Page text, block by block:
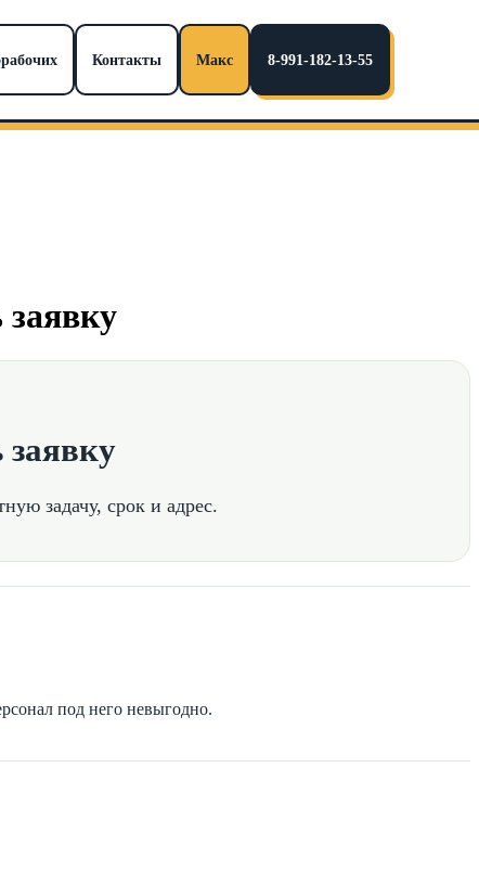
Контакты Макс 8-991-182-13-55
задачу, срок и адрес.
под него невыгодно.